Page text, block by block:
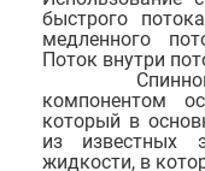
быстрого
медленного
Поток внутри
компонентом
который в
из известных
жидкости, в